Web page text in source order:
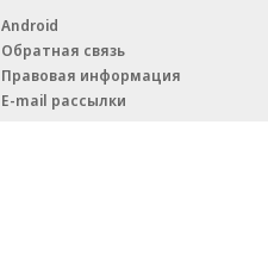
Android
Обратная связь
Правовая информация
E-mail рассылки